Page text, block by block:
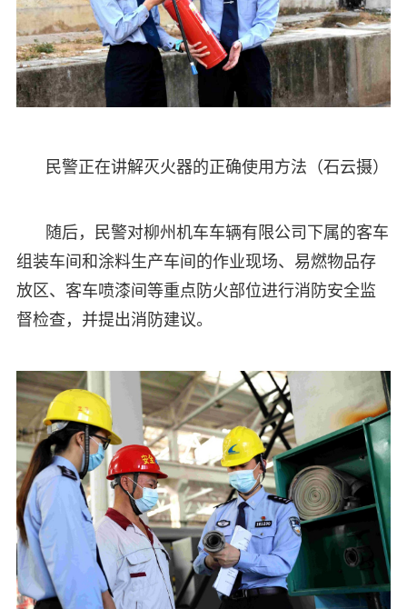
民警正在讲解灭火器的正确使用方法（石云摄）
随后，民警对柳州机车车辆有限公司下属的客车
组装车间和涂料生产车间的作业现场、易燃物品存
放区、客车喷漆间等重点防火部位进行消防安全监
督检查，并提出消防建议。